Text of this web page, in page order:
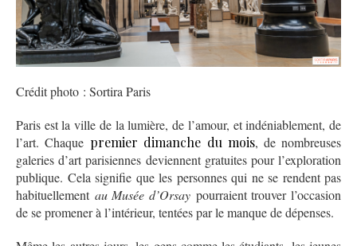
Crédit photo : Sortira Paris
Paris est la ville de la lumière, de l’amour, et indéniablement, de
l’art. Chaque premier dimanche du mois, de nombreuses
galeries d’art parisiennes deviennent gratuites pour l’exploration
publique. Cela signifie que les personnes qui ne se rendent pas
habituellement au Musée d’Orsay pourraient trouver l’occasion
de se promener à l’intérieur, tentées par le manque de dépenses.